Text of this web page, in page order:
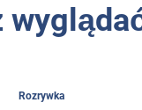
Rozrywka